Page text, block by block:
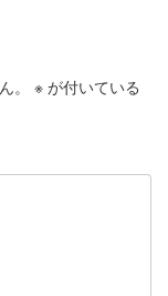
。 ※ が付いている